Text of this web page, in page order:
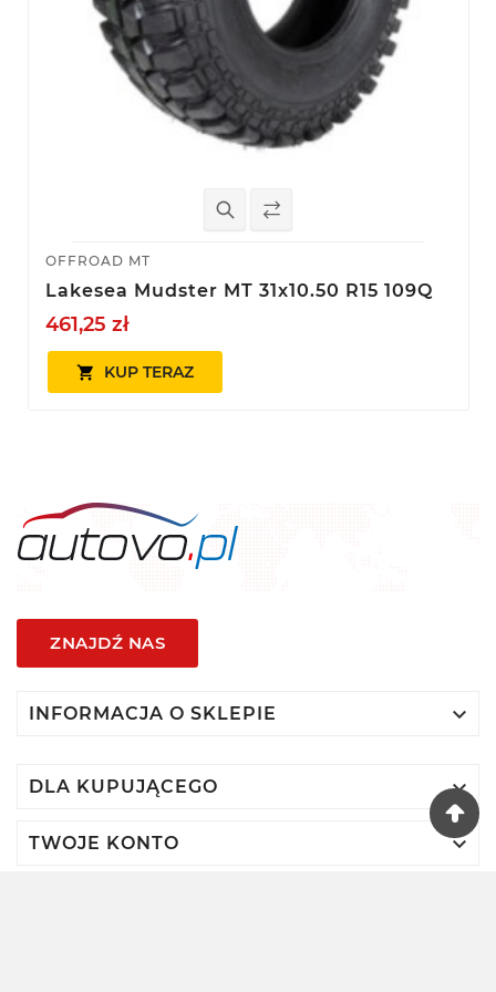
OFFROAD MT
Lakesea Mudster MT 31x10.50 R15 109Q
461,25 zł
 KUP TERAZ
ZNAJDŹ NAS
INFORMACJA O SKLEPIE 
DLA KUPUJĄCEGO 
TWOJE KONTO 